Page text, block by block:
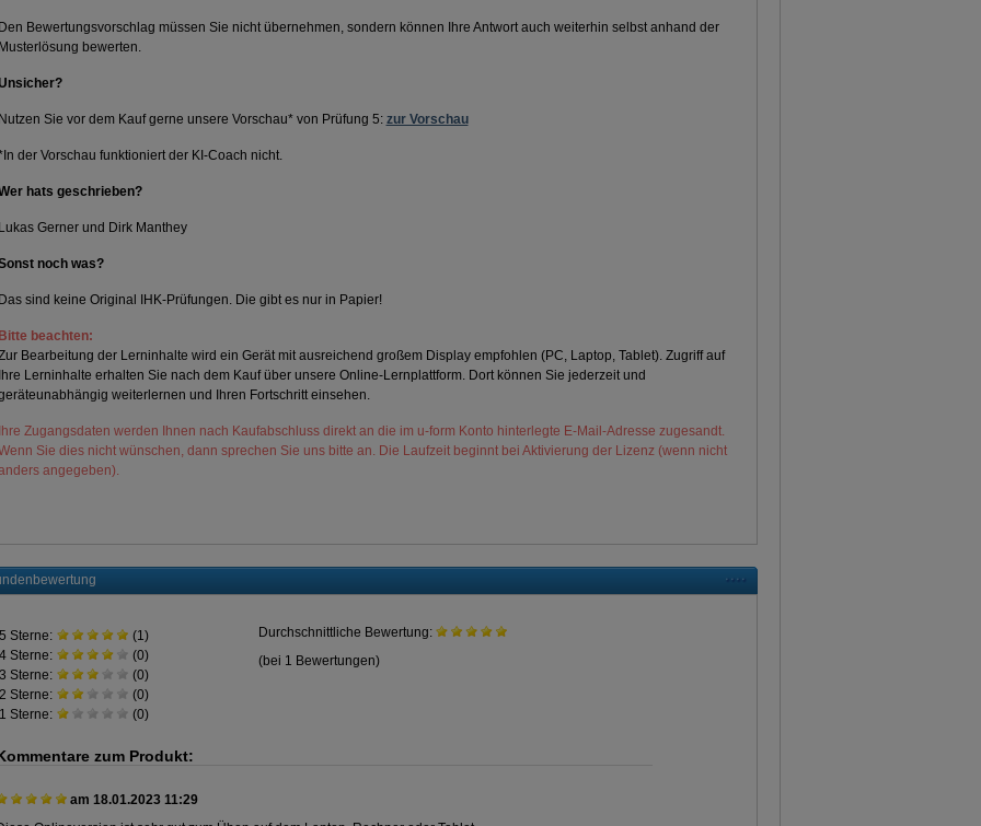
Den Bewertungsvorschlag müssen Sie nicht übernehmen, sondern können Ihre Antwort auch weiterhin selbst anhand der
Musterlösung bewerten.
Nutzen Sie vor dem Kauf gerne unsere Vorschau* von Prüfung 5: zur Vorschau
der Vorschau funktioniert der KI-Coach nicht.
hats geschrieben?
Lukas Gerner und Dirk Manthey
noch was?
Das sind keine Original IHK-Prüfungen. Die gibt es nur in Papier!
Bitte beachten:
Bearbeitung der Lerninhalte wird ein Gerät mit ausreichend großem Display empfohlen (PC, Laptop, Tablet). Zugriff auf
Ihre Lerninhalte erhalten Sie nach dem Kauf über unsere Online-Lernplattform. Dort können Sie jederzeit und
weiterlernen und Ihren Fortschritt einsehen.
Ihre Zugangsdaten werden Ihnen nach Kaufabschluss direkt an die im u-form Konto hinterlegte E-Mail-Adresse zugesandt.
Sie dies nicht wünschen, dann sprechen Sie uns bitte an. Die Laufzeit beginnt bei Aktivierung der Lizenz (wenn nicht
angegeben).